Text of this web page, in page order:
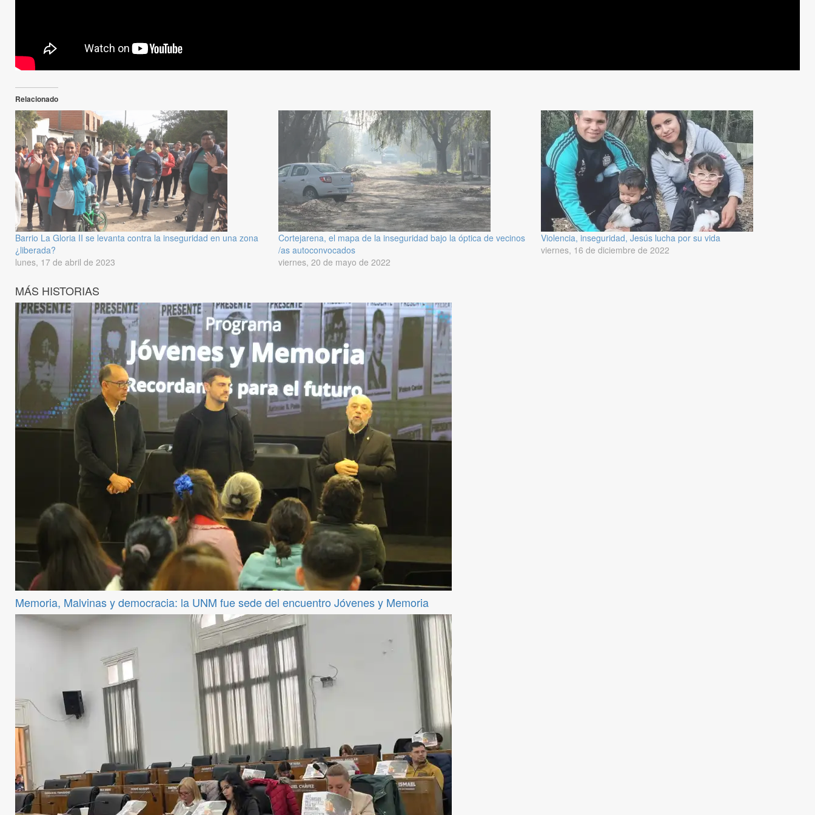
Relacionado
Barrio La Gloria II se levanta contra la inseguridad en una zona
¿liberada?
lunes, 17 de abril de 2023
Cortejarena, el mapa de la inseguridad bajo la óptica de vecinos
/as autoconvocados
viernes, 20 de mayo de 2022
Violencia, inseguridad, Jesús lucha por su vida
viernes, 16 de diciembre de 2022
MÁS HISTORIAS
Memoria, Malvinas y democracia: la UNM fue sede del encuentro Jóvenes y Memoria